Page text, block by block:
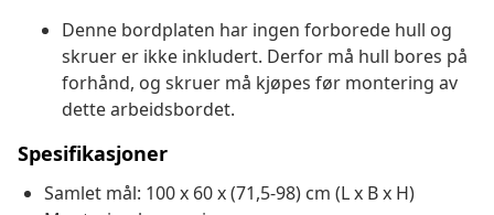
Denne bordplaten har ingen forborede hull og
skruer er ikke inkludert. Derfor må hull bores på
forhånd, og skruer må kjøpes før montering av
dette arbeidsbordet.
Spesifikasjoner
Samlet mål: 100 x 60 x (71,5-98) cm (L x B x H)